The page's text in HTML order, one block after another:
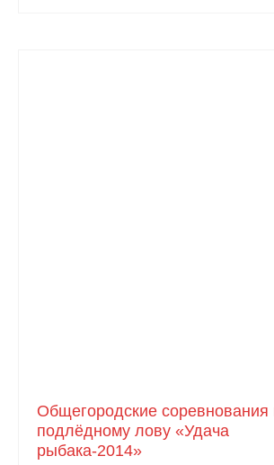
Общегородские соревнования
подлёдному лову «Удача
рыбака-2014»